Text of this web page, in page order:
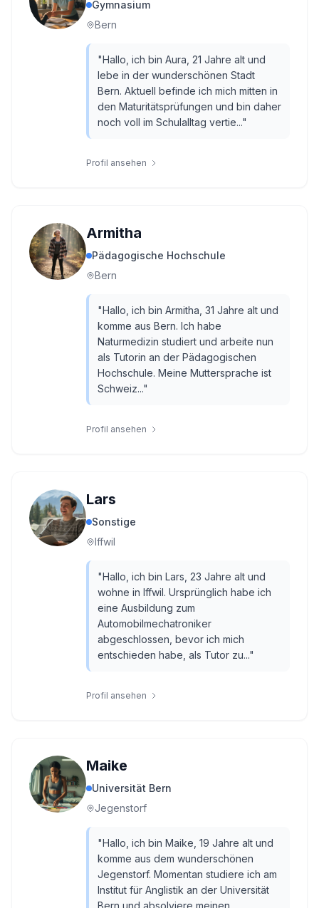
Gymnasium
Bern
"Hallo, ich bin Aura, 21 Jahre alt und
lebe in der wunderschönen Stadt
Bern. Aktuell befinde ich mich mitten in
den Maturitätsprüfungen und bin daher
noch voll im Schulalltag vertie..."
Profil ansehen
Armitha
Pädagogische Hochschule
Bern
"Hallo, ich bin Armitha, 31 Jahre alt und
komme aus Bern. Ich habe
Naturmedizin studiert und arbeite nun
als Tutorin an der Pädagogischen
Hochschule. Meine Muttersprache ist
Schweiz..."
Profil ansehen
Lars
Sonstige
Iffwil
"Hallo, ich bin Lars, 23 Jahre alt und
wohne in Iffwil. Ursprünglich habe ich
eine Ausbildung zum
Automobilmechatroniker
abgeschlossen, bevor ich mich
entschieden habe, als Tutor zu..."
Profil ansehen
Maike
Universität Bern
Jegenstorf
"Hallo, ich bin Maike, 19 Jahre alt und
komme aus dem wunderschönen
Jegenstorf. Momentan studiere ich am
Institut für Anglistik an der Universität
Bern und absolviere meinen